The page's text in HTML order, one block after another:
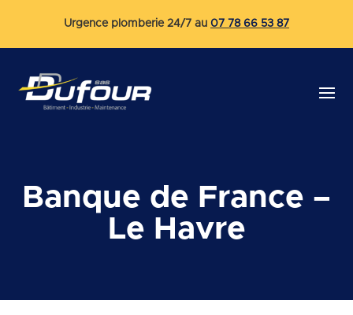
Urgence plomberie 24/7 au 07 78 66 53 87
Banque de France –
Le Havre